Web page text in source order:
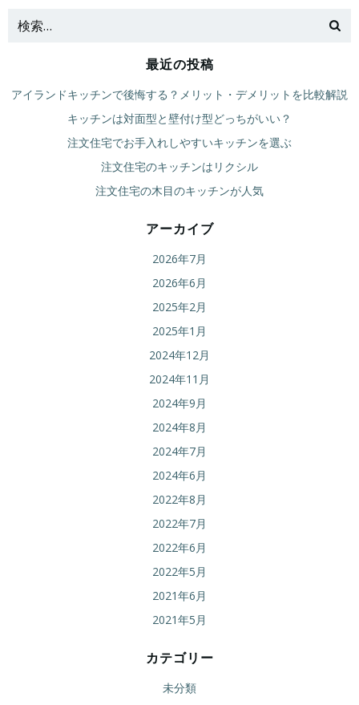
ナ
ゲ
ビ
ゲ
ー
シ
ョ
ン
最近の投稿
アイランドキッチンで後悔する？メリット・デメリットを比較解説
キッチンは対面型と壁付け型どっちがいい？
注文住宅でお手入れしやすいキッチンを選ぶ
注文住宅のキッチンはリクシル
注文住宅の木目のキッチンが人気
アーカイブ
2026年7月
2026年6月
2025年2月
2025年1月
2024年12月
2024年11月
2024年9月
2024年8月
2024年7月
2024年6月
2022年8月
2022年7月
2022年6月
2022年5月
2021年6月
2021年5月
カテゴリー
未分類